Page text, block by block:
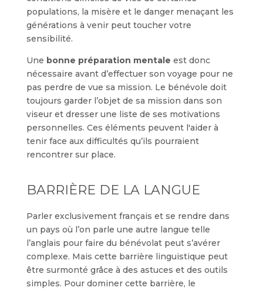
populations, la misère et le danger menaçant les
générations à venir peut toucher votre
sensibilité.
Une bonne préparation mentale est donc
nécessaire avant d’effectuer son voyage pour ne
pas perdre de vue sa mission. Le bénévole doit
toujours garder l’objet de sa mission dans son
viseur et dresser une liste de ses motivations
personnelles. Ces éléments peuvent l'aider à
tenir face aux difficultés qu’ils pourraient
rencontrer sur place.
BARRIÈRE DE LA LANGUE
Parler exclusivement français et se rendre dans
un pays où l’on parle une autre langue telle
l’anglais pour faire du bénévolat peut s’avérer
complexe. Mais cette barrière linguistique peut
être surmonté grâce à des astuces et des outils
simples. Pour dominer cette barrière, le